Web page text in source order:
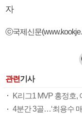
자
ⓒ국제신문
관련기사
K리그1 MVP 홍정호,
4분간 3골…‘최용수